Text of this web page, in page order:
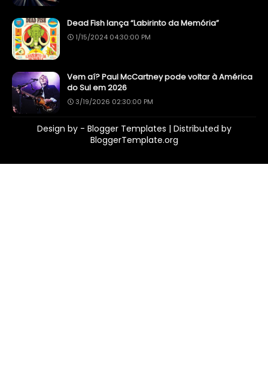
Dead Fish lança “Labirinto da Memória”
1/15/2024 04:30:00 PM
Vem aí? Paul McCartney pode voltar à América
do Sul em 2026
3/19/2026 02:30:00 PM
Design by - Blogger Templates | Distributed by
BloggerTemplate.org